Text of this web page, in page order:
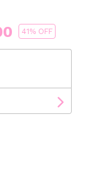
41% OFF